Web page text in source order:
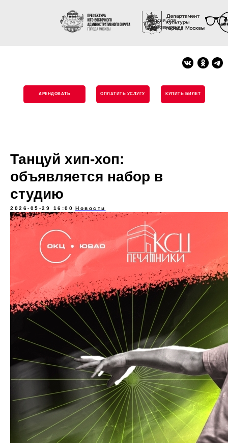
Версия для
слабовидящих
КУПИТЬ БИЛЕТ
АРЕНДОВАТЬ ОПЛАТИТЬ УСЛУГУ
Танцуй хип-хоп:
объявляется набор в
студию
2026-05-29 16:00 Новости